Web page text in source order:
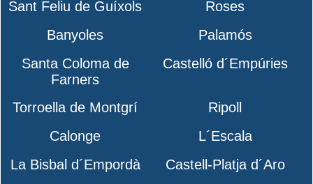
Sant Feliu de Guíxols
Roses
Banyoles
Palamós
Santa Coloma de
Farners
Castelló d´Empúries
Torroella de Montgrí
Ripoll
Calonge
L´Escala
La Bisbal d´Empordà
Castell-Platja d´Aro